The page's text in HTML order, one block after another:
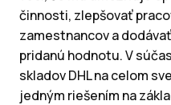
činnosti, zlepšovať
zamestnancov a
pridanú hodnotu. V
skladov DHL na celom
jedným riešením na